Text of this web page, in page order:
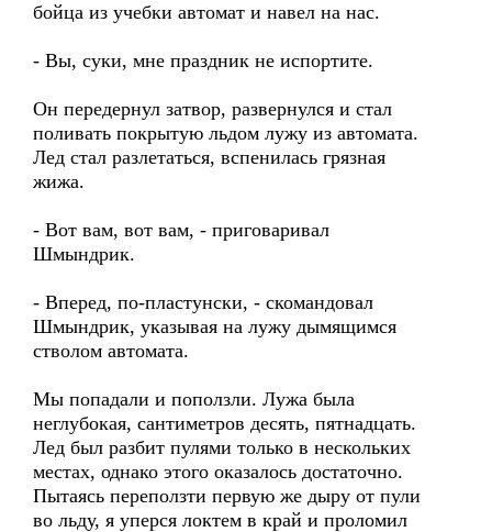
бойца из учебки автомат и навел на нас.
- Вы, суки, мне праздник не испортите.
Он передернул затвор, развернулся и стал
поливать покрытую льдом лужу из автомата.
Лед стал разлетаться, вспенилась грязная
жижа.
- Вот вам, вот вам, - приговаривал
Шмындрик.
- Вперед, по-пластунски, - скомандовал
Шмындрик, указывая на лужу дымящимся
стволом автомата.
Мы попадали и поползли. Лужа была
неглубокая, сантиметров десять, пятнадцать.
Лед был разбит пулями только в нескольких
местах, однако этого оказалось достаточно.
Пытаясь переползти первую же дыру от пули
во льду, я уперся локтем в край и проломил